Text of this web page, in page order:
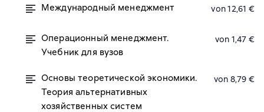
Международный менеджмент von 12,61 €
Операционный менеджмент.
Учебник для вузов
von 1,47 €
Основы теоретической экономики.
Теория альтернативных
хозяйственных систем
von 8,79 €